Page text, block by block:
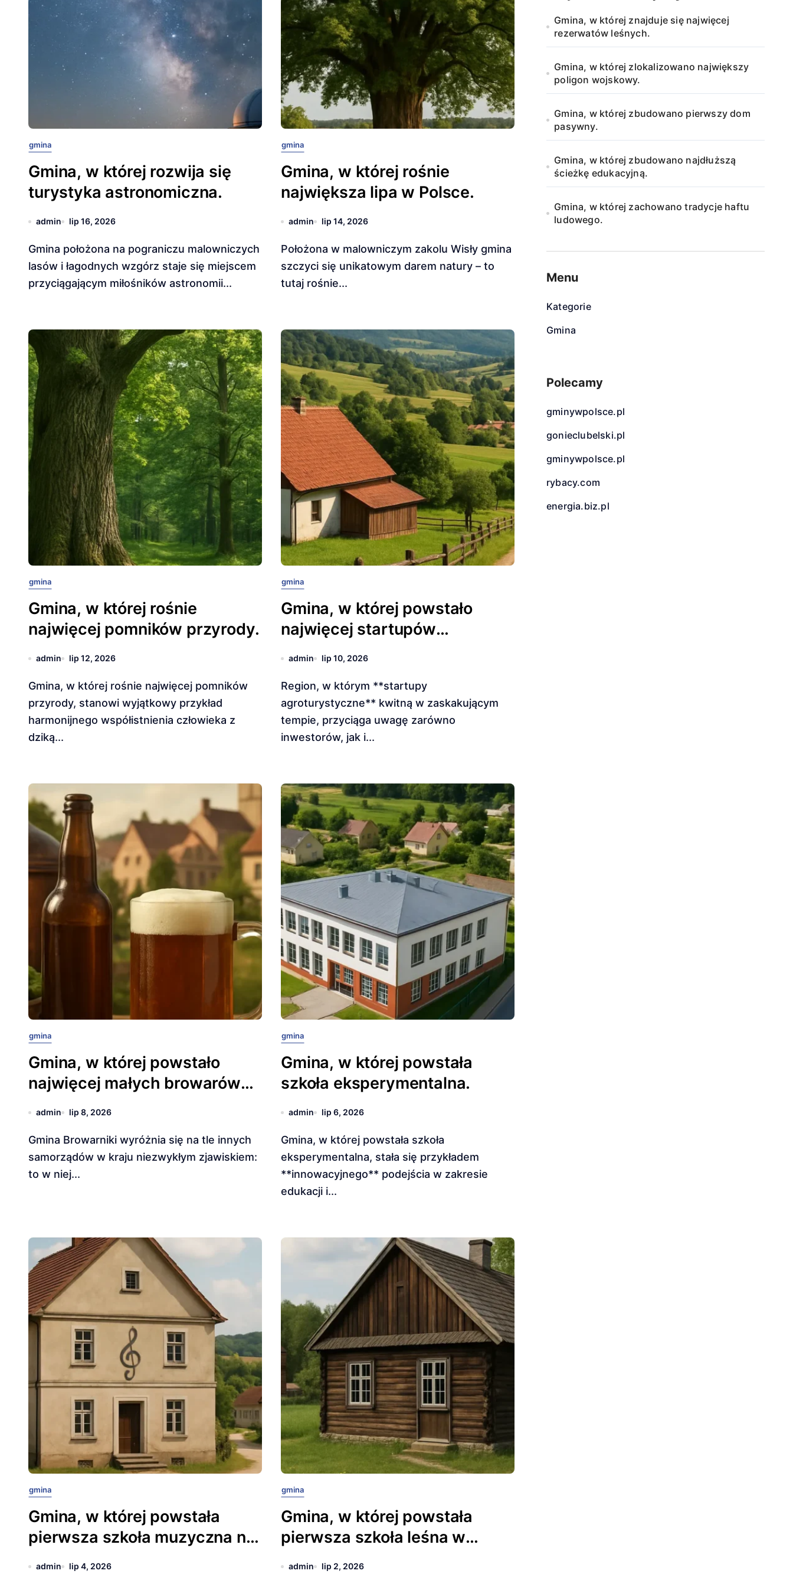
gmina
Gmina, w której rozwija się
turystyka astronomiczna.
admin lip 16, 2026
Gmina położona na pograniczu malowniczych
lasów i łagodnych wzgórz staje się miejscem
przyciągającym miłośników astronomii...
gmina
Gmina, w której rośnie
największa lipa w Polsce.
admin lip 14, 2026
Położona w malowniczym zakolu Wisły gmina
szczyci się unikatowym darem natury – to
tutaj rośnie...
gmina
Gmina, w której rośnie
najwięcej pomników przyrody.
admin lip 12, 2026
Gmina, w której rośnie najwięcej pomników
przyrody, stanowi wyjątkowy przykład
harmonijnego współistnienia człowieka z
dziką...
gmina
Gmina, w której powstało
najwięcej startupów
agroturystycznych.
admin lip 10, 2026
Region, w którym **startupy
agroturystyczne** kwitną w zaskakującym
tempie, przyciąga uwagę zarówno
inwestorów, jak i...
gmina
Gmina, w której powstało
najwięcej małych browarów
rzemieślniczych.
admin lip 8, 2026
Gmina Browarniki wyróżnia się na tle innych
samorządów w kraju niezwykłym zjawiskiem:
to w niej...
gmina
Gmina, w której powstała
szkoła eksperymentalna.
admin lip 6, 2026
Gmina, w której powstała szkoła
eksperymentalna, stała się przykładem
**innowacyjnego** podejścia w zakresie
edukacji i...
gmina
Gmina, w której powstała
pierwsza szkoła muzyczna na
wsi.
admin lip 4, 2026
gmina
Gmina, w której powstała
pierwsza szkoła leśna w
Polsce.
admin lip 2, 2026
Gmina, w której znajduje się najwięcej
rezerwatów leśnych.
Gmina, w której zlokalizowano największy
poligon wojskowy.
Gmina, w której zbudowano pierwszy dom
pasywny.
Gmina, w której zbudowano najdłuższą
ścieżkę edukacyjną.
Gmina, w której zachowano tradycje haftu
ludowego.
Menu
Kategorie
Gmina
Polecamy
gminywpolsce.pl
gonieclubelski.pl
gminywpolsce.pl
rybacy.com
energia.biz.pl